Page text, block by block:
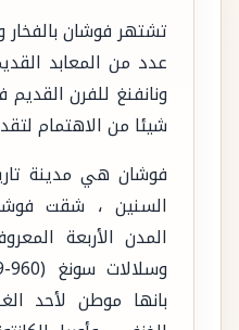
تشتهر فوشان
عدد من المعابد
ونانفنغ للفرن
شيئا من الاهتمام
فوشان هي مدينة
السنين ، شقت
بانها موطن لأحد